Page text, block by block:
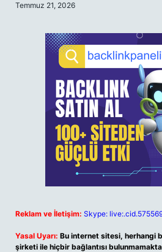
Temmuz 21, 2026
Reklam ve İletişim: Skype:
Yasal Uyarı: Bu internet sitesi, herhangi
şirketi ile hiçbir bağlantısı